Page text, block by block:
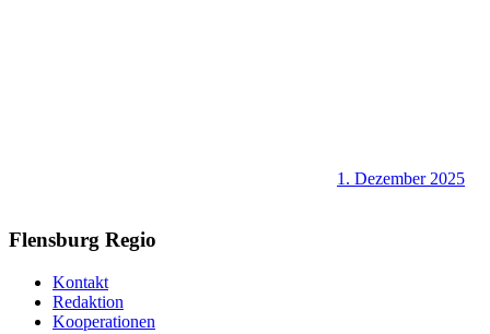
1. Dezember 2025
Flensburg Regio
Kontakt
Redaktion
Kooperationen